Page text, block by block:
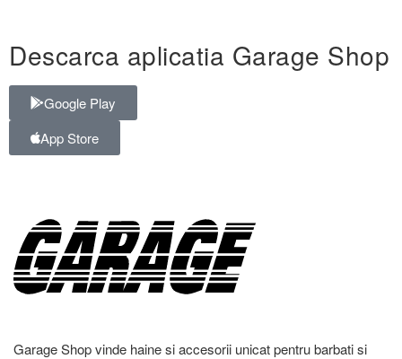
Descarca aplicatia Garage Shop
Google Play
App Store
Garage Shop vinde haine si accesorii unicat pentru barbati si